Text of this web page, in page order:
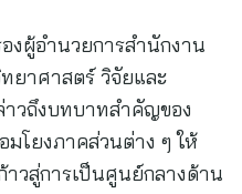
ผู้อำนวยการสำนักงาน
ยาศาสตร์ วิจัยและ
าวถึงบทบาทสำคัญของ
มโยงภาคส่วนต่าง ๆ ให้
าวสู่การเป็นศูนย์กลางด้าน